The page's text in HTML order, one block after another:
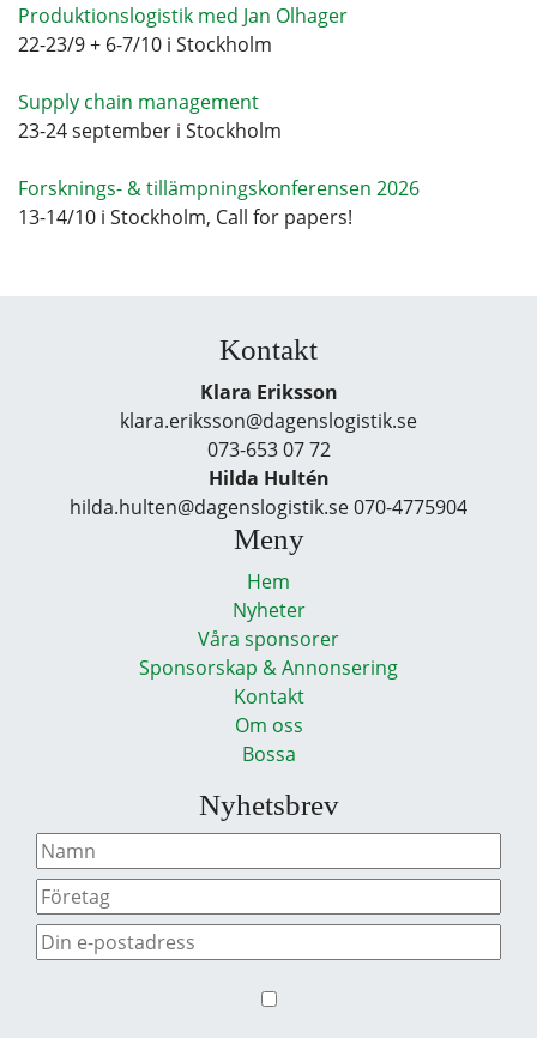
Produktionslogistik med Jan Olhager
22-23/9 + 6-7/10 i Stockholm
Supply chain management
23-24 september i Stockholm
Forsknings- & tillämpningskonferensen 2026
13-14/10 i Stockholm, Call for papers!
Kontakt
Klara Eriksson
klara.eriksson@dagenslogistik.se
073-653 07 72
Hilda Hultén
hilda.hulten@dagenslogistik.se 070-4775904
Meny
Hem
Nyheter
Våra sponsorer
Sponsorskap & Annonsering
Kontakt
Om oss
Bossa
Nyhetsbrev